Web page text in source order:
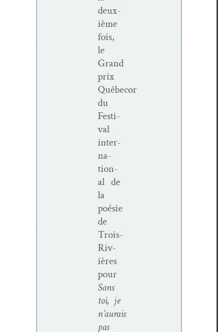
deux­
ième
fois,
le
Grand
prix
Québecor
du
Fes­ti­
val
inter­
na­
tion­
al de
la
poésie
de
Trois-
Riv­
ières
pour
Sans
toi, je
n’aurais
pas